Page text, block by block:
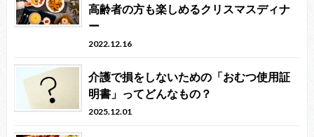
高齢者の方も楽しめるクリスマスディナ
ー
2022.12.16
介護で損をしないための「おむつ使用証
明書」ってどんなもの？
2025.12.01